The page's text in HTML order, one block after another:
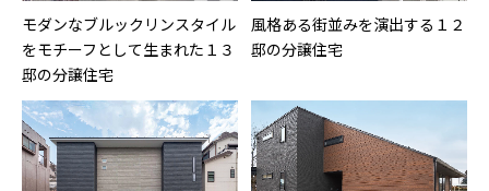
モダンなブルックリンスタイル
をモチーフとして生まれた１３
邸の分譲住宅
風格ある街並みを演出する１２
邸の分譲住宅